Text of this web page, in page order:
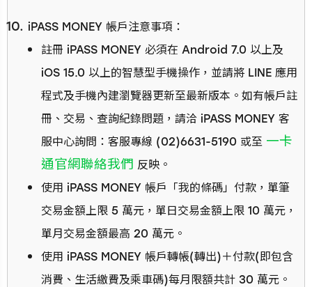
iPASS MONEY 帳戶注意事項：
註冊 iPASS MONEY 必須在 Android 7.0 以上及
iOS 15.0 以上的智慧型手機操作，並請將 LINE 應用
程式及手機內建瀏覽器更新至最新版本。如有帳戶註
冊、交易、查詢紀錄問題，請洽 iPASS MONEY 客
服中心詢問：客服專線 (02)6631-5190 或至 一卡
通官網聯絡我們 反映。
使用 iPASS MONEY 帳戶「我的條碼」付款，單筆
交易金額上限 5 萬元，單日交易金額上限 10 萬元，
單月交易金額最高 20 萬元。
使用 iPASS MONEY 帳戶轉帳(轉出)＋付款(即包含
消費、生活繳費及乘車碼)每月限額共計 30 萬元。